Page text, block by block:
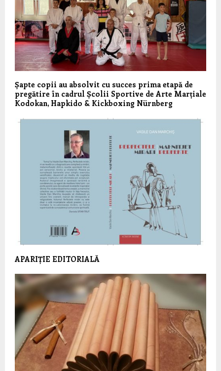
Șapte copii au absolvit cu succes prima etapă de
pregătire în cadrul Școlii Sportive de Arte Marțiale
Kodokan, Hapkido & Kickboxing Nürnberg
APARIȚIE EDITORIALĂ